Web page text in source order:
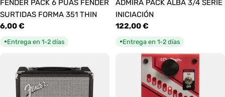
FENDER PACK 6 PUAS FENDER
SURTIDAS FORMA 351 THIN
Precio
habitual
6,00 €
●Entrega en 1-2 días
ADMIRA PACK ALBA 3/4 SERIE
INICIACIÓN
Precio
habitual
122,00 €
●Entrega en 1-2 días